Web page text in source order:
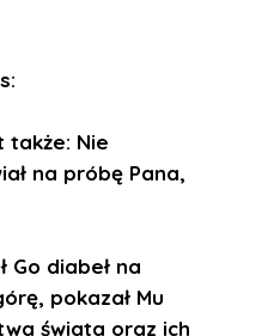
także: Nie
na próbę Pana,
Go diabeł na
pokazał Mu
świata oraz ich